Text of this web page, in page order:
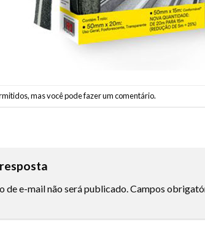
mas você podefazer um comentário.
de e-mail não será publicado.Campos